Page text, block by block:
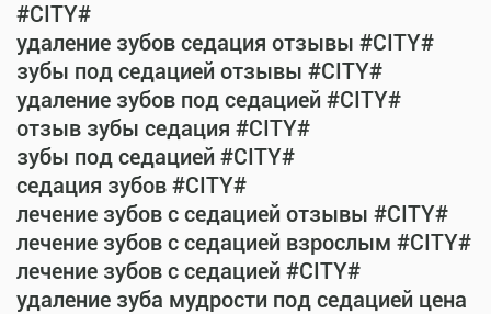
#CITY#
удаление зубов седация отзывы #CITY#
зубы под седацией отзывы #CITY#
удаление зубов под седацией #CITY#
отзыв зубы седация #CITY#
зубы под седацией #CITY#
седация зубов #CITY#
лечение зубов с седацией отзывы #CITY#
лечение зубов с седацией взрослым #CITY#
лечение зубов с седацией #CITY#
удаление зуба мудрости под седацией цена